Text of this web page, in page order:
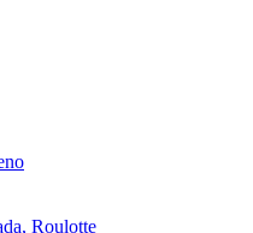
Roulotte